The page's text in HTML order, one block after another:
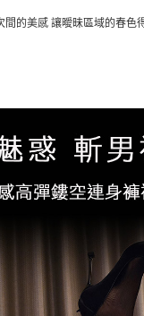
間的美感 讓曖昧區域的春色